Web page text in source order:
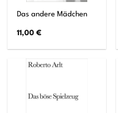
Das andere Mädchen
11,00€